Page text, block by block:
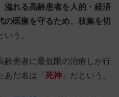
溢れる高齢患者を人的・経済
の医療を守るため、枝葉を切
いう。
齢患者に最低限の治療しか行
あだ名は「 死神 」だという。